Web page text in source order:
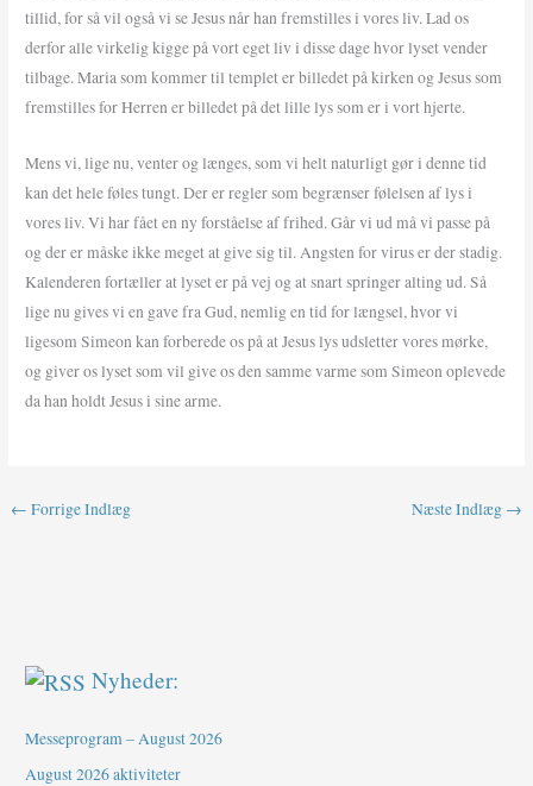
tillid, for så vil også vi se Jesus når han fremstilles i vores liv. Lad os
derfor alle virkelig kigge på vort eget liv i disse dage hvor lyset vender
tilbage. Maria som kommer til templet er billedet på kirken og Jesus som
fremstilles for Herren er billedet på det lille lys som er i vort hjerte.
Mens vi, lige nu, venter og længes, som vi helt naturligt gør i denne tid
kan det hele føles tungt. Der er regler som begrænser følelsen af lys i
vores liv. Vi har fået en ny forståelse af frihed. Går vi ud må vi passe på
og der er måske ikke meget at give sig til. Angsten for virus er der stadig.
Kalenderen fortæller at lyset er på vej og at snart springer alting ud. Så
lige nu gives vi en gave fra Gud, nemlig en tid for længsel, hvor vi
ligesom Simeon kan forberede os på at Jesus lys udsletter vores mørke,
og giver os lyset som vil give os den samme varme som Simeon oplevede
da han holdt Jesus i sine arme.
← Forrige Indlæg Næste Indlæg →
Nyheder:
Messeprogram – August 2026
August 2026 aktiviteter